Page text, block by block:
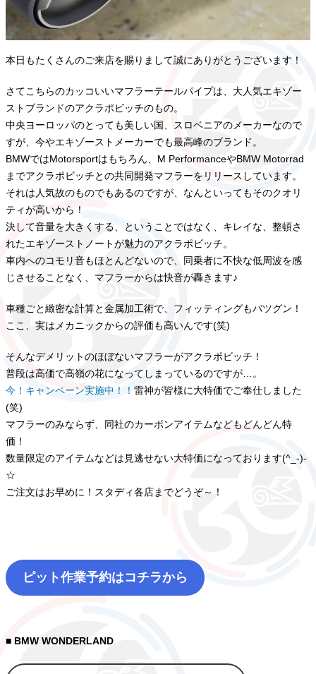
本日もたくさんのご来店を賜りまして誠にありがとうございます！
さてこちらのカッコいいマフラーテールパイプは、大人気エキゾー
ストブランドのアクラポビッチのもの。
中央ヨーロッパのとっても美しい国、スロベニアのメーカーなので
すが、今やエキゾーストメーカーでも最高峰のブランド。
BMWではMotorsportはもちろん、M PerformanceやBMW Motorrad
までアクラポビッチとの共同開発マフラーをリリースしています。
それは人気故のものでもあるのですが、なんといってもそのクオリ
ティが高いから！
決して音量を大きくする、ということではなく、キレイな、整頓さ
れたエキゾーストノートが魅力のアクラポビッチ。
車内へのコモリ音もほとんどないので、同乗者に不快な低周波を感
じさせることなく、マフラーからは快音が轟きます♪
車種ごと緻密な計算と金属加工術で、フィッティングもバツグン！
ここ、実はメカニックからの評価も高いんです(笑)
そんなデメリットのほぼないマフラーがアクラポビッチ！
普段は高価で高嶺の花になってしまっているのですが…。
今！キャンペーン実施中！！ 雷神が皆様に大特価でご奉仕しました
(笑)
マフラーのみならず、同社のカーボンアイテムなどもどんどん特
価！
数量限定のアイテムなどは見逃せない大特価になっております(^_-)-
☆
ご注文はお早めに！スタディ各店までどうぞ～！
ピット作業予約はコチラから
■ BMW WONDERLAND